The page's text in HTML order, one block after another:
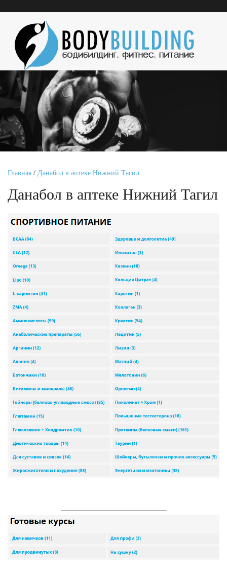
Главная / Данабол в аптеке Нижний Тагил
Данабол в аптеке Нижний Тагил